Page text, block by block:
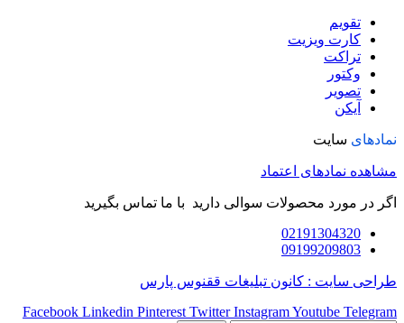
تقویم
کارت ویزیت
تراکت
وکتور
تصویر
آیکن
نمادهای سایت
مشاهده نمادهای اعتماد
اگر در مورد محصولات سوالی دارید با ما تماس بگیرید
02191304320
09199209803
طراحی سایت : کانون تبلیغات ققنوس پارس
Facebook Linkedin Pinterest Twitter InstagramYoutube Telegram